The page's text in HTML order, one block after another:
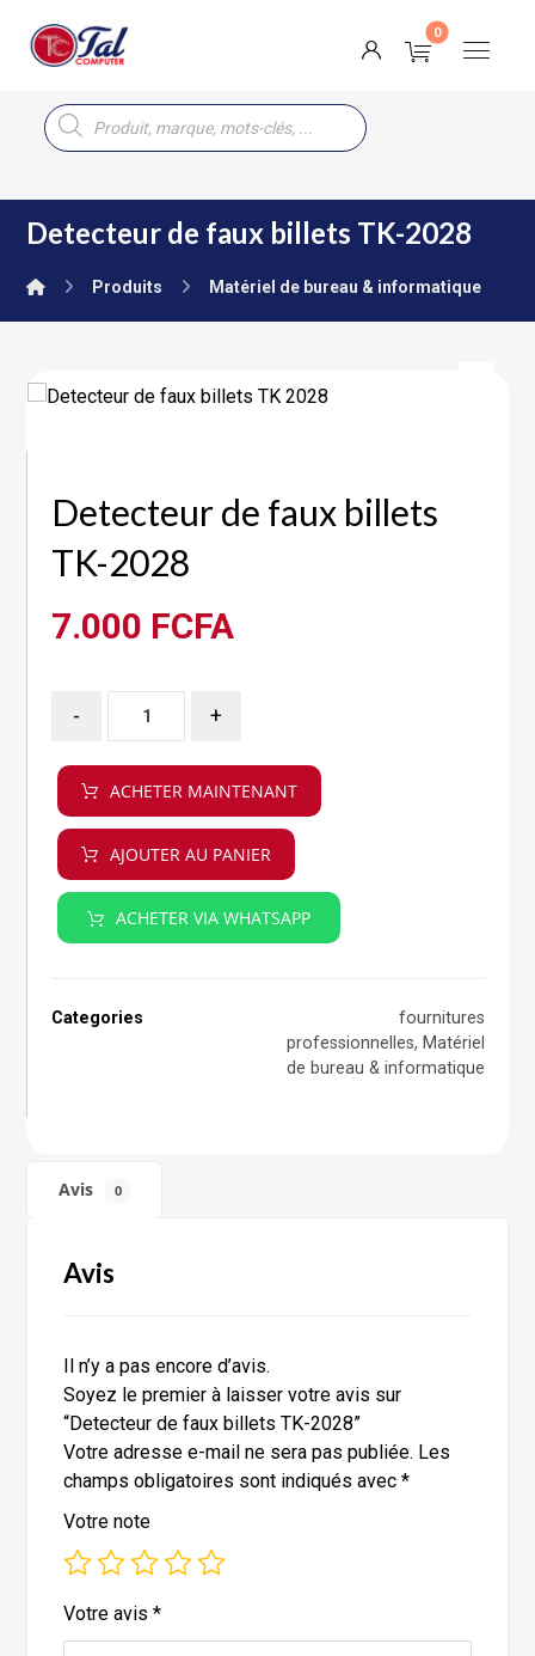
Detecteur de faux billets TK-2028
Produits Matériel de bureau & informatique
Detecteur de faux billets
TK-2028
7.000 FCFA
- +
ACHETER MAINTENANT
AJOUTER AU PANIER
ACHETER VIA WHATSAPP
Categories
fournitures
professionnelles, Matériel
de bureau & informatique
Avis 0
Avis
Il n’y a pas encore d’avis.
Soyez le premier à laisser votre avis sur
“Detecteur de faux billets TK-2028”
Votre adresse e-mail ne sera pas publiée. Les
champs obligatoires sont indiqués avec*
Votre note
Votre avis*